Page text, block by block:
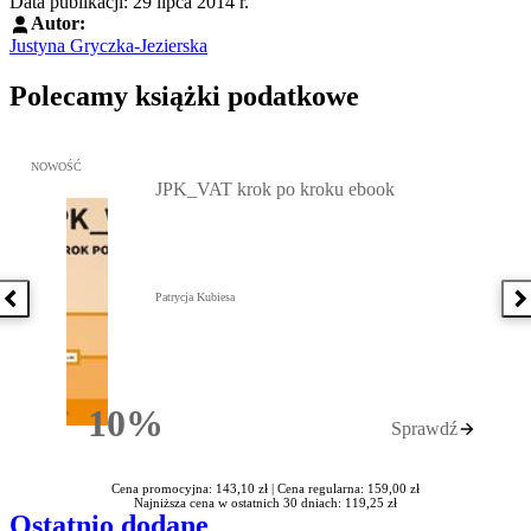
Autor:
Justyna Gryczka-Jezierska
Polecamy książki podatkowe
Poprzednia książka
Przejdź do: JPK_VAT krok po kroku ebook, Patrycja Kubiesa -
NOWOŚĆ
10%Rabatu
JPK_VAT krok po kroku ebook
Patrycja Kubiesa
Sprawdź
Cena promocyjna: 143,10 zł | Cena regularna: 159,00 zł
Najniższa cena w ostatnich 30 dniach: 119,25 zł